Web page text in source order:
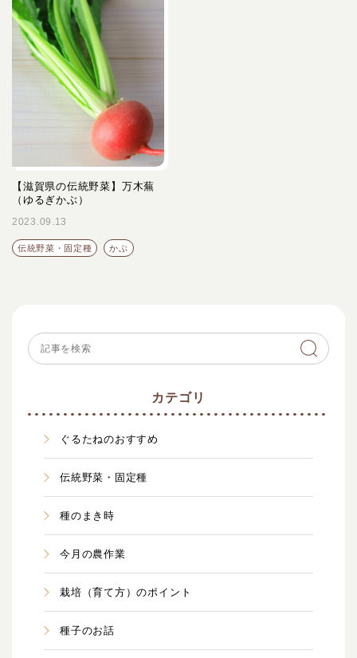
カテゴリ
ぐるたねのおすすめ
伝統野菜・固定種
種のまき時
今月の農作業
栽培（育て方）のポイント
種子のお話
【滋賀県の伝統野菜】万木蕪
（ゆるぎかぶ）
2023.09.13
伝統野菜・固定種 かぶ